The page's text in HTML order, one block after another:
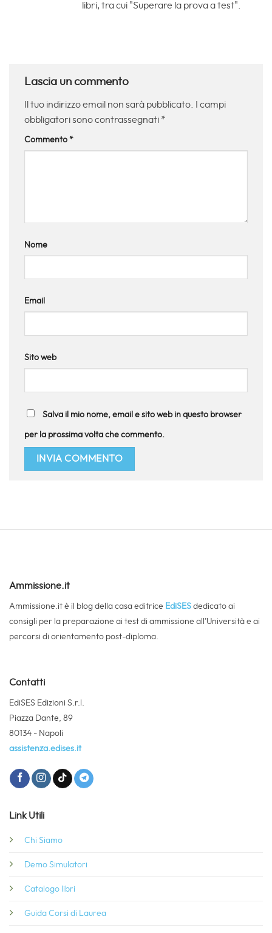
libri, tra cui "Superare la prova a test".
Lascia un commento
Il tuo indirizzo email non sarà pubblicato.
I campi
obbligatori sono contrassegnati *
Commento *
Nome
Email
Sito web
Salva il mio nome, email e sito web in questo browser
per la prossima volta che commento.
Ammissione.it
Ammissione.it è il blog della casa editrice EdiSES dedicato ai
consigli per la preparazione ai test di ammissione all’Università e ai
percorsi di orientamento post-diploma.
Contatti
EdiSES Edizioni S.r.l.
Piazza Dante, 89
80134 - Napoli
assistenza.edises.it
Link Utili
Chi Siamo
Demo Simulatori
Catalogo libri
Guida Corsi di Laurea